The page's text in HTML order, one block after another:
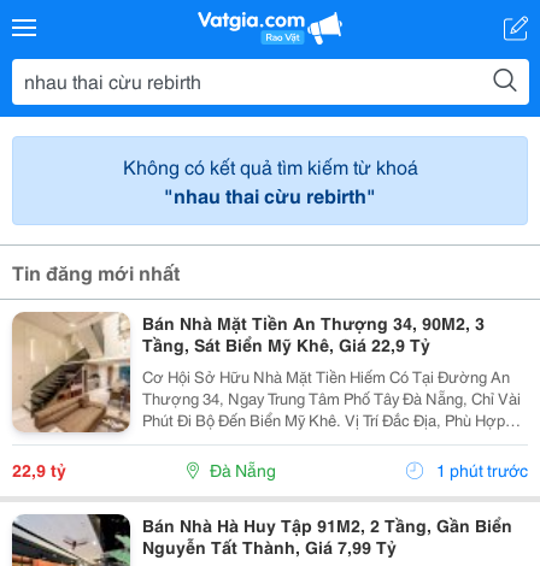
Không có kết quả tìm kiếm từ khoá
"nhau thai cừu rebirth"
Tin đăng mới nhất
Bán Nhà Mặt Tiền An Thượng 34, 90M2, 3
Tầng, Sát Biển Mỹ Khê, Giá 22,9 Tỷ
Cơ Hội Sở Hữu Nhà Mặt Tiền Hiếm Có Tại Đường An
Thượng 34, Ngay Trung Tâm Phố Tây Đà Nẵng, Chỉ Vài
Phút Đi Bộ Đến Biển Mỹ Khê. Vị Trí Đắc Địa, Phù Hợp
Kinh Doanh, Đầu Tư Hoặc An Cư Lâu Dài, Đón Đầu
Tiềm Năng Phát Triển Mạnh Của Du Lịch Biển. Thông...
22,9 tỷ Đà Nẵng 1 phút trước
Bán Nhà Hà Huy Tập 91M2, 2 Tầng, Gần Biển
Nguyễn Tất Thành, Giá 7,99 Tỷ